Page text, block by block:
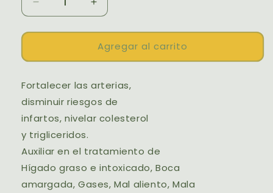
Reducir
cantidad
para
NEGRO
Aumentar
cantidad
para
AJO
NEGRO
Agregar al carrito
Fortalecer las arterias,
disminuir riesgos de
infartos, nivelar colesterol
y trigliceridos.
Auxiliar en el tratamiento de
Hígado graso e intoxicado, Boca
amargada, Gases, Mal aliento, Mala